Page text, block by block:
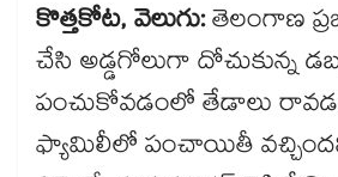
కొత్తకోట, వెలుగు:తెలంగాణ
చేసి అడ్డగోలుగా దోచుకున్న
పంచుకోవడంలో తేడాలు
ఫ్యామిలీలో పంచాయితీ